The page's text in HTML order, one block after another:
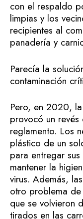
con el respaldo
limpias y los
recipientes al
panadería y
Parecía la
contaminación
Pero, en 2020,
provocó un
reglamento. Los
plástico de un
para entregar
mantener la
virus. Además,
otro problema
que se volvieron
tirados en las